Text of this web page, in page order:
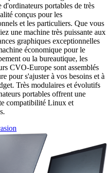
d'ordinateurs portables de très
conçus pour les
et les particuliers. Que vous
une machine très puissante aux
graphiques exceptionnelles
économique pour le
ou la bureautique, les
CVO-Europe sont assemblés
pour s'ajuster à vos besoins et à
Très modulaires et évolutifs
portables offrent une
compatibilité Linux et